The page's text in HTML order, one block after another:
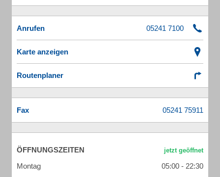
Anrufen
Karte anzeigen
Routenplaner
Fax
ÖFFNUNGSZEITEN
Montag
05:00 - 22:30